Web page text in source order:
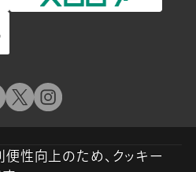
便性向上のため、クッキー